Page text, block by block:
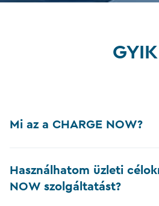
GYIK
Mi az a CHARGE NOW?
Használhatom üzleti
NOW szolgáltatást?